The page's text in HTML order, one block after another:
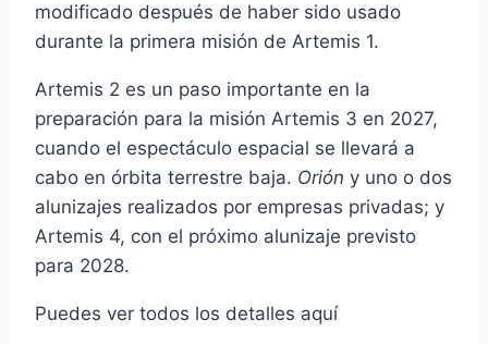
modificado después de haber sido usado
durante la primera misión de Artemis 1.
Artemis 2 es un paso importante en la
preparación para la misión Artemis 3 en 2027,
cuando el espectáculo espacial se llevará a
cabo en órbita terrestre baja. Orión y uno o dos
alunizajes realizados por empresas privadas; y
Artemis 4, con el próximo alunizaje previsto
para 2028.
Puedes ver todos los detalles aquí